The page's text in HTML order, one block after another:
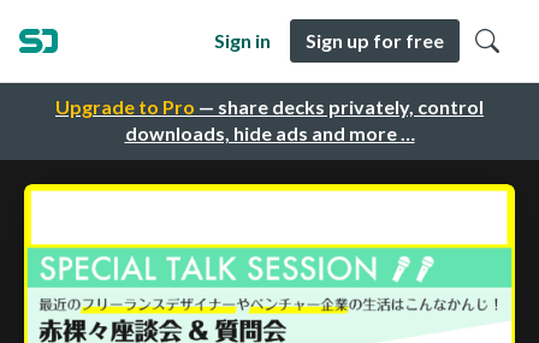
Upgrade to Pro — share decks privately, control
downloads, hide ads and more …
Sign in Sign up for free